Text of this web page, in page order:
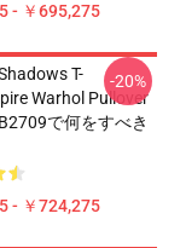
- ￥695,275
T-
Warhol Pullover
で何をすべき
- ￥724,275
-20%